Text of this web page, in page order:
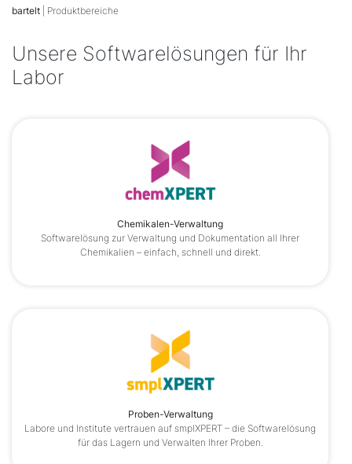
bartelt | Produktbereiche
Unsere Softwarelösungen für Ihr
Labor
Chemikalen-Verwaltung
Softwarelösung zur Verwaltung und Dokumentation all Ihrer
Chemikalien – einfach, schnell und direkt.
Proben-Verwaltung
Labore und Institute vertrauen auf smplXPERT – die Softwarelösung
für das Lagern und Verwalten Ihrer Proben.